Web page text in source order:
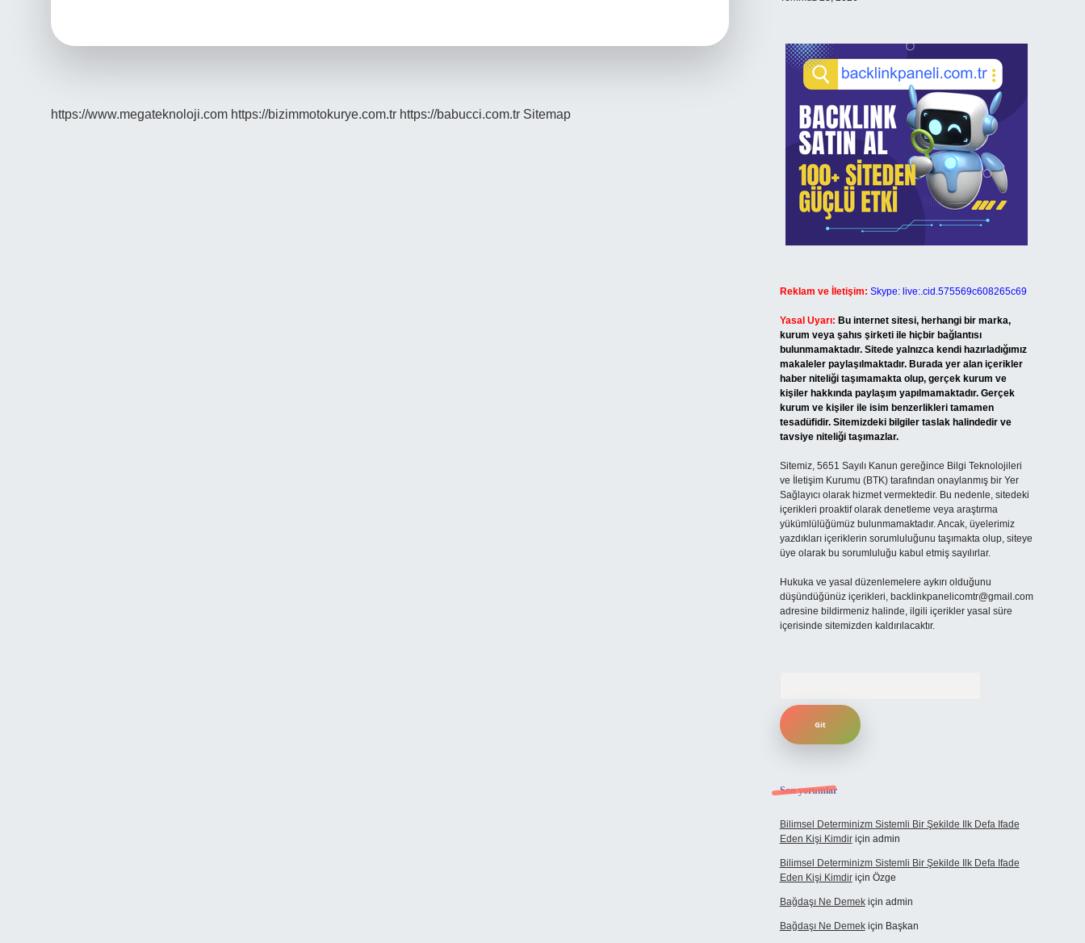
https://www.megateknoloji.com https://bizimmotokurye.com.tr https://babucci.com.tr Sitemap
Reklam ve İletişim: Skype: live:.cid.575569c608265c69
Yasal Uyarı: Bu internet sitesi, herhangi bir marka,
kurum veya şahıs şirketi ile hiçbir bağlantısı
bulunmamaktadır. Sitede yalnızca kendi hazırladığımız
makaleler paylaşılmaktadır. Burada yer alan içerikler
haber niteliği taşımamakta olup, gerçek kurum ve
kişiler hakkında paylaşım yapılmamaktadır. Gerçek
kurum ve kişiler ile isim benzerlikleri tamamen
tesadüfidir. Sitemizdeki bilgiler taslak halindedir ve
tavsiye niteliği taşımazlar.
Sitemiz, 5651 Sayılı Kanun gereğince Bilgi Teknolojileri
ve İletişim Kurumu (BTK) tarafından onaylanmış bir Yer
Sağlayıcı olarak hizmet vermektedir. Bu nedenle, sitedeki
içerikleri proaktif olarak denetleme veya araştırma
yükümlülüğümüz bulunmamaktadır. Ancak, üyelerimiz
yazdıkları içeriklerin sorumluluğunu taşımakta olup, siteye
üye olarak bu sorumluluğu kabul etmiş sayılırlar.
Hukuka ve yasal düzenlemelere aykırı olduğunu
düşündüğünüz içerikleri, backlinkpanelicomtr@gmail.com
adresine bildirmeniz halinde, ilgili içerikler yasal süre
içerisinde sitemizden kaldırılacaktır.
Son yorumlar
Bilimsel Determinizm Sistemli Bir Şekilde Ilk Defa Ifade
Eden Kişi Kimdiriçin admin
Bilimsel Determinizm Sistemli Bir Şekilde Ilk Defa Ifade
Eden Kişi Kimdiriçin Özge
Bağdaşı Ne Demekiçin admin
Bağdaşı Ne Demekiçin Başkan